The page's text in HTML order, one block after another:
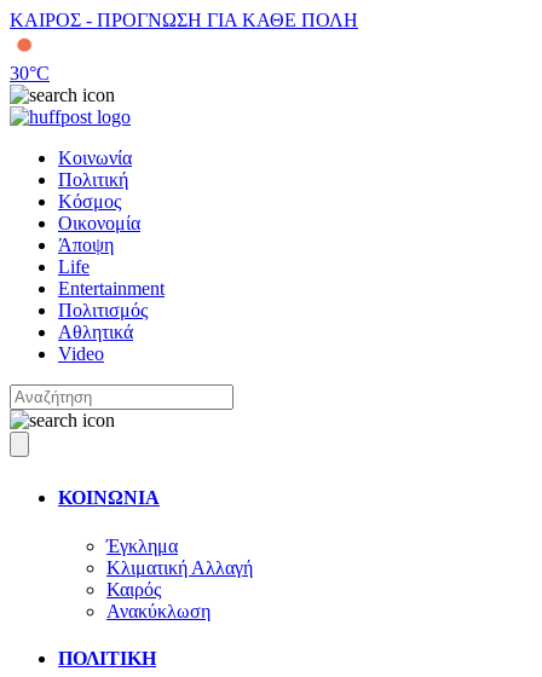
ΚΑΙΡΟΣ - ΠΡΟΓΝΩΣΗ ΓΙΑ ΚΑΘΕ ΠΟΛΗ
30°C
Κοινωνία
Πολιτική
Κόσμος
Οικονομία
Άποψη
Life
Entertainment
Πολιτισμός
Αθλητικά
Video
ΚΟΙΝΩΝΙΑ
Έγκλημα
Κλιματική Αλλαγή
Καιρός
Ανακύκλωση
ΠΟΛΙΤΙΚΗ